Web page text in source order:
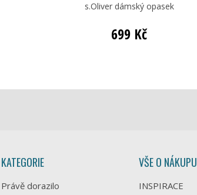
s.Oliver dámský opasek
699 Kč
KATEGORIE
Právě dorazilo
VŠE O NÁKUPU
INSPIRACE